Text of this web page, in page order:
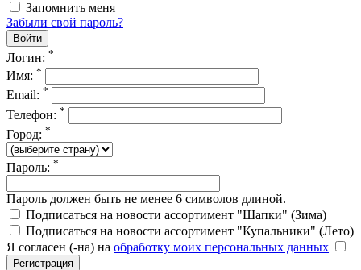
Запомнить меня
Забыли свой пароль?
Логин: *
Имя: *
Email: *
Телефон: *
Город: *
Пароль: *
Пароль должен быть не менее 6 символов длиной.
Подписаться на новости ассортимент "Шапки" (Зима)
Подписаться на новости ассортимент "Купальники" (Лето)
Я согласен (-на) на обработку моих персональных данных